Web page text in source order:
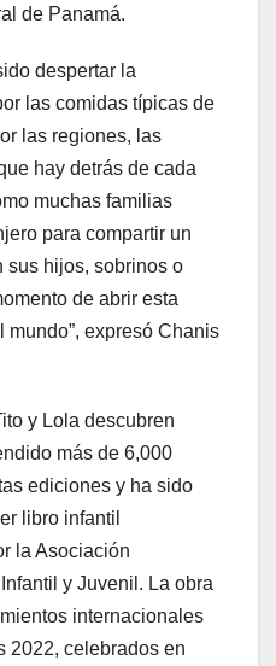
de Panamá.
despertar la
las comidas típicas de
las regiones, las
hay detrás de cada
muchas familias
para compartir un
sus hijos, sobrinos o
de abrir esta
expresó Chanis
y Lola descubren
más de 6,000
ediciones y ha sido
libro infantil
la Asociación
y Juvenil. La obra
internacionales
2022, celebrados en